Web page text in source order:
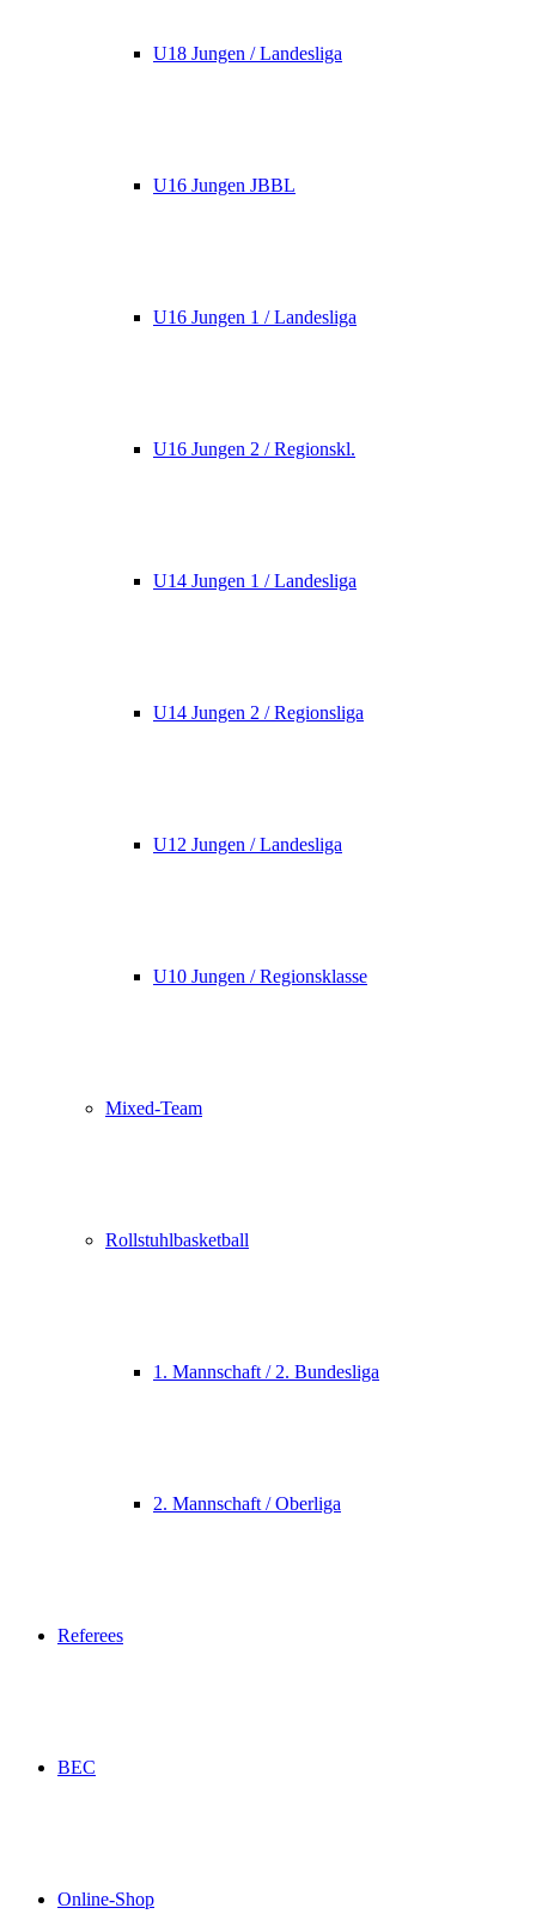
U18 Jungen / Landesliga
U16 Jungen JBBL
U16 Jungen 1 / Landesliga
U16 Jungen 2 / Regionskl.
U14 Jungen 1 / Landesliga
U14 Jungen 2 / Regionsliga
U12 Jungen / Landesliga
U10 Jungen / Regionsklasse
Mixed-Team
Rollstuhlbasketball
1. Mannschaft / 2. Bundesliga
2. Mannschaft / Oberliga
Referees
BEC
Online-Shop